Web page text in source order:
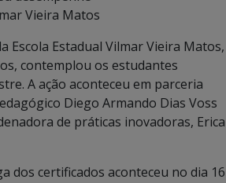
Vieira Matos
Escola Estadual Vilmar Vieira Matos,
contemplou os estudantes
A ação aconteceu em parceria
Diego Armando Dias Voss
de práticas inovadoras, Erica
dos certificados aconteceu no dia 16